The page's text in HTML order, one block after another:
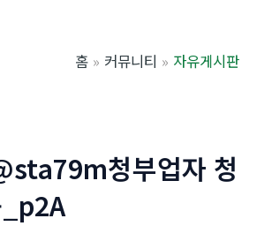
홈 커뮤니티 자유게시판
청부업자 청